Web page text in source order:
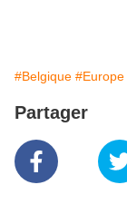
#Belgique #Europe
Partager